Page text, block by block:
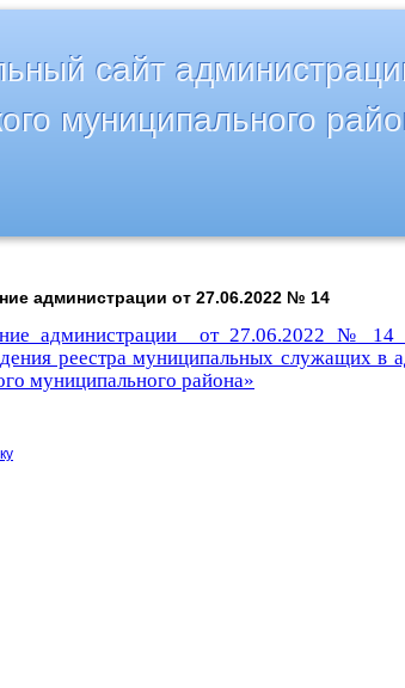
сайт
муниципального
администрации от 27.06.2022 № 14
администрации от 27.06.2022 № 14
реестра муниципальных служащих в
муниципального района»